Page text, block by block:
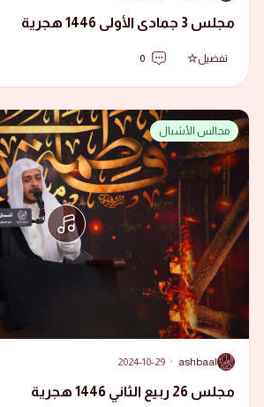
مجلس 3 جمادى الأولى 1446 هجرية
تفضيل 0
مجالس الأشبال
A
ashbaal
·
2024-10-29
مجلس 26 ربيع الثاني 1446 هجرية